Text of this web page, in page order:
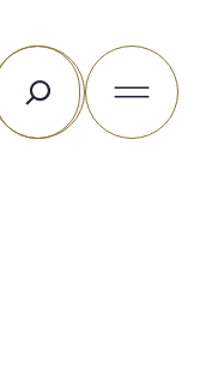
Rechercher